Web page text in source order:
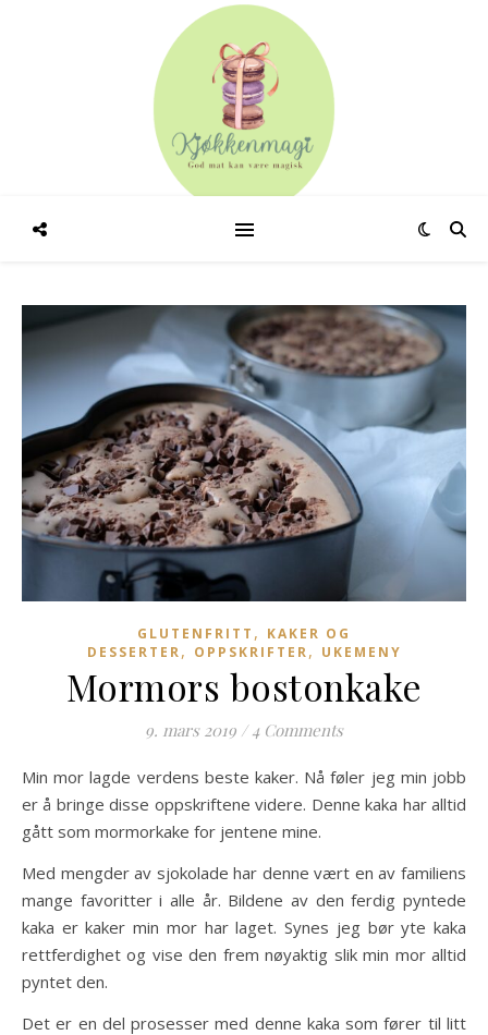
GLUTENFRITT , KAKER OG
DESSERTER, OPPSKRIFTER, UKEMENY
Mormors bostonkake
9. mars 2019 / 4 Comments
Min mor lagde verdens beste kaker. Nå føler jeg min jobb
er å bringe disse oppskriftene videre. Denne kaka har alltid
gått som mormorkake for jentene mine.
Med mengder av sjokolade har denne vært en av familiens
mange favoritter i alle år. Bildene av den ferdig pyntede
kaka er kaker min mor har laget. Synes jeg bør yte kaka
rettferdighet og vise den frem nøyaktig slik min mor alltid
pyntet den.
Det er en del prosesser med denne kaka som fører til litt